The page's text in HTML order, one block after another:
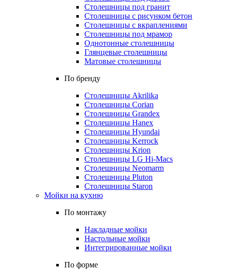
Столешницы под гранит
Столешницы с рисунком бетон
Столешницы с вкраплениями
Столешницы под мрамор
Однотонные столешницы
Глянцевые столешницы
Матовые столешницы
По бренду
Столешницы Akrilika
Столешницы Corian
Столешницы Grandex
Столешницы Hanex
Столешницы Hyundai
Столешницы Kerrock
Столешницы Krion
Столешницы LG Hi-Macs
Столешницы Neomarm
Столешницы Pluton
Столешницы Staron
Мойки на кухню
По монтажу
Накладные мойки
Настольные мойки
Интегрированные мойки
По форме